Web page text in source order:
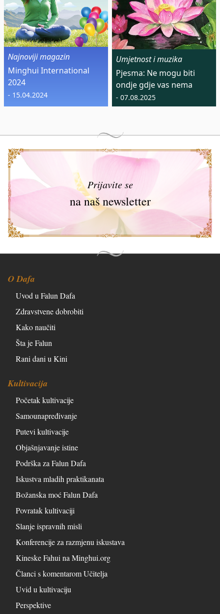
Najnoviji magazin
Minghui International
2024
- 15.04.2024
Umjetnost i muzika
Pjesma: Ne mogu biti
ondje gdje vas nema
- 07.08.2025
Prijavite se
na naš newsletter
O Dafa
Uvod u Falun Dafa
Zdravstvene dobrobiti
Kako naučiti
Šta je Falun
Rani dani u Kini
Kultivacija
Početak kultivacije
Samounapređivanje
Putevi kultivacije
Objašnjavanje istine
Podrška za Falun Dafa
Iskustva mladih praktikanata
Božanska moć Falun Dafa
Povratak kultivaciji
Slanje ispravnih misli
Konferencije za razmjenu iskustava
Kineske Fahui na Minghui.org
Članci s komentarom Učitelja
Uvid u kultivaciju
Perspektive